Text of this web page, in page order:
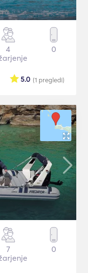
4
0
(1 pregledi)
5.0
7
0